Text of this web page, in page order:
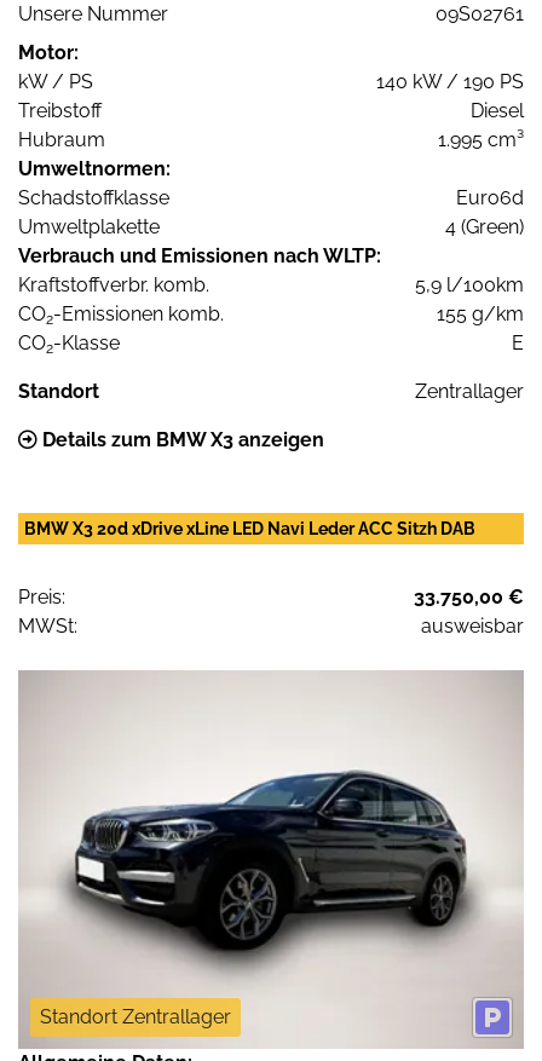
Unsere Nummer
09S02761
Motor:
kW / PS
140 kW / 190 PS
Treibstoff
Diesel
Hubraum
1.995 cm³
Umweltnormen:
Schadstoffklasse
Euro6d
Umweltplakette
4 (Green)
Verbrauch und Emissionen nach WLTP:
Kraftstoffverbr. komb.
5,9 l/100km
CO2-Emissionen komb.
155 g/km
CO2-Klasse E
Standort Zentrallager
Details zum BMW X3 anzeigen
BMW X3 20d xDrive xLine LED Navi Leder ACC Sitzh DAB
Preis:
33.750,00 €
MWSt:
ausweisbar
Standort Zentrallager